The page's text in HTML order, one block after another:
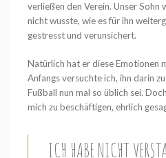
verließen den Verein. Unser Sohn
nicht wusste, wie es für ihn
gestresst und verunsichert.
Natürlich hat er diese Emotionen
Anfangs versuchte ich, ihn darin
Fußball nun mal so üblich sei.
mich zu beschäftigen, ehrlich
ICH HABE NICHT